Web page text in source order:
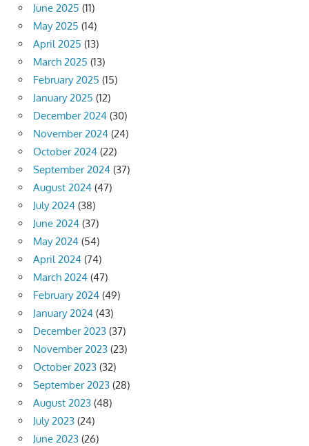
June 2025 (11)
May 2025 (14)
April 2025 (13)
March 2025 (13)
February 2025 (15)
January 2025 (12)
December 2024 (30)
November 2024 (24)
October 2024 (22)
September 2024 (37)
August 2024 (47)
July 2024 (38)
June 2024 (37)
May 2024 (54)
April 2024 (74)
March 2024 (47)
February 2024 (49)
January 2024 (43)
December 2023 (37)
November 2023 (23)
October 2023 (32)
September 2023 (28)
August 2023 (48)
July 2023 (24)
June 2023 (26)